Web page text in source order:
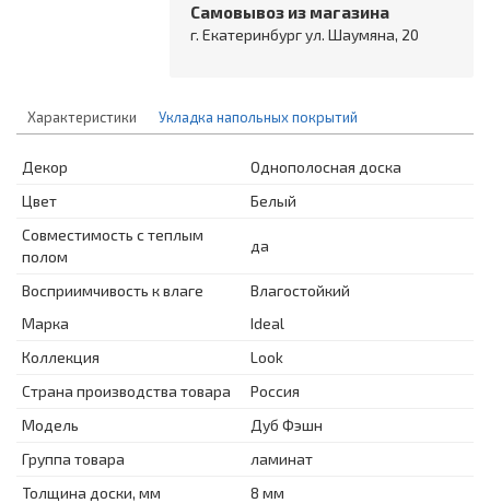
Самовывоз из магазина
г. Екатеринбург ул. Шаумяна, 20
Характеристики Укладка напольных покрытий
Декор
Однополосная доска
Цвет
Белый
Совместимость с теплым
полом
да
Восприимчивость к влаге
Влагостойкий
Марка
Ideal
Коллекция
Look
Страна производства товара
Россия
Модель
Дуб Фэшн
Группа товара
ламинат
Толщина доски, мм
8 мм